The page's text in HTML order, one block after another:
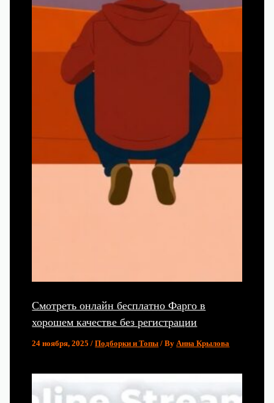
Смотреть онлайн бесплатно Фарго в
хорошем качестве без регистрации
24 ноября, 2025/Подборки и Топы / By Анна Крылова